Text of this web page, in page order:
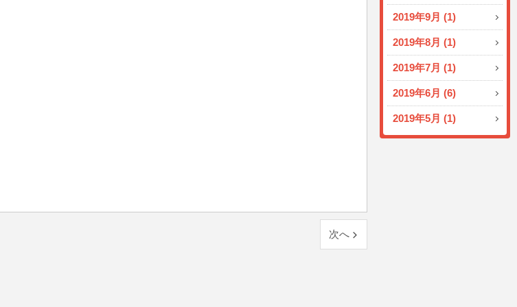
2019年9月 (1)
2019年8月 (1)
2019年7月 (1)
2019年6月 (6)
2019年5月 (1)
次へ